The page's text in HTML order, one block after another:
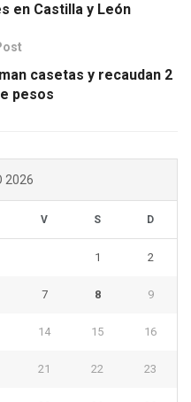
en Castilla y León
casetas y recaudan 2
pesos
2026
V S D
1 2
7 8 9
14 15 16
21 22 23